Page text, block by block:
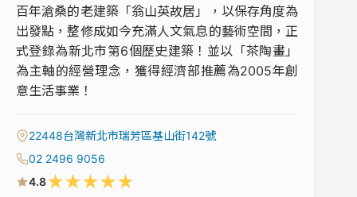
百年滄桑的老建築「翁山英故居」，以保存角度為
出發點，整修成如今充滿人文氣息的藝術空間，正
式登錄為新北市第6個歷史建築！並以「茶陶畫」
為主軸的經營理念，獲得經濟部推薦為2005年創
意生活事業！
22448台灣新北市瑞芳區基山街142號
02 2496 9056
4.8★★★★★